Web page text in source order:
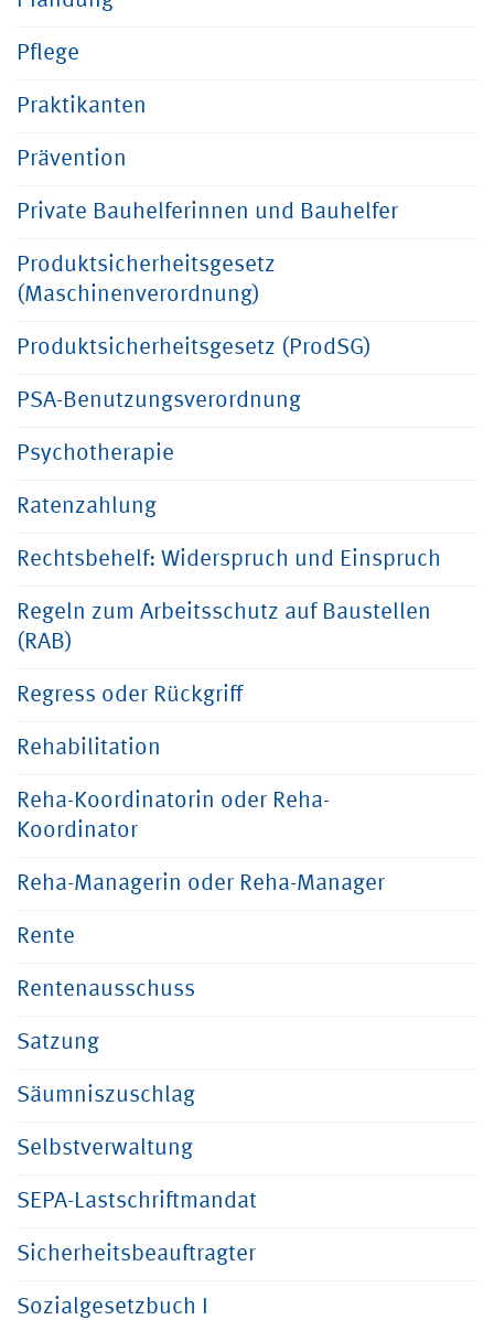
Pflege
Praktikanten
Prävention
Private Bauhelferinnen und Bauhelfer
Produktsicherheitsgesetz
(Maschinenverordnung)
Produktsicherheitsgesetz (ProdSG)
PSA-Benutzungsverordnung
Psychotherapie
Ratenzahlung
Rechtsbehelf: Widerspruch und Einspruch
Regeln zum Arbeitsschutz auf Baustellen
(RAB)
Regress oder Rückgriff
Rehabilitation
Reha-Koordinatorin oder Reha-
Koordinator
Reha-Managerin oder Reha-Manager
Rente
Rentenausschuss
Satzung
Säumniszuschlag
Selbstverwaltung
SEPA-Lastschriftmandat
Sicherheitsbeauftragter
Sozialgesetzbuch I